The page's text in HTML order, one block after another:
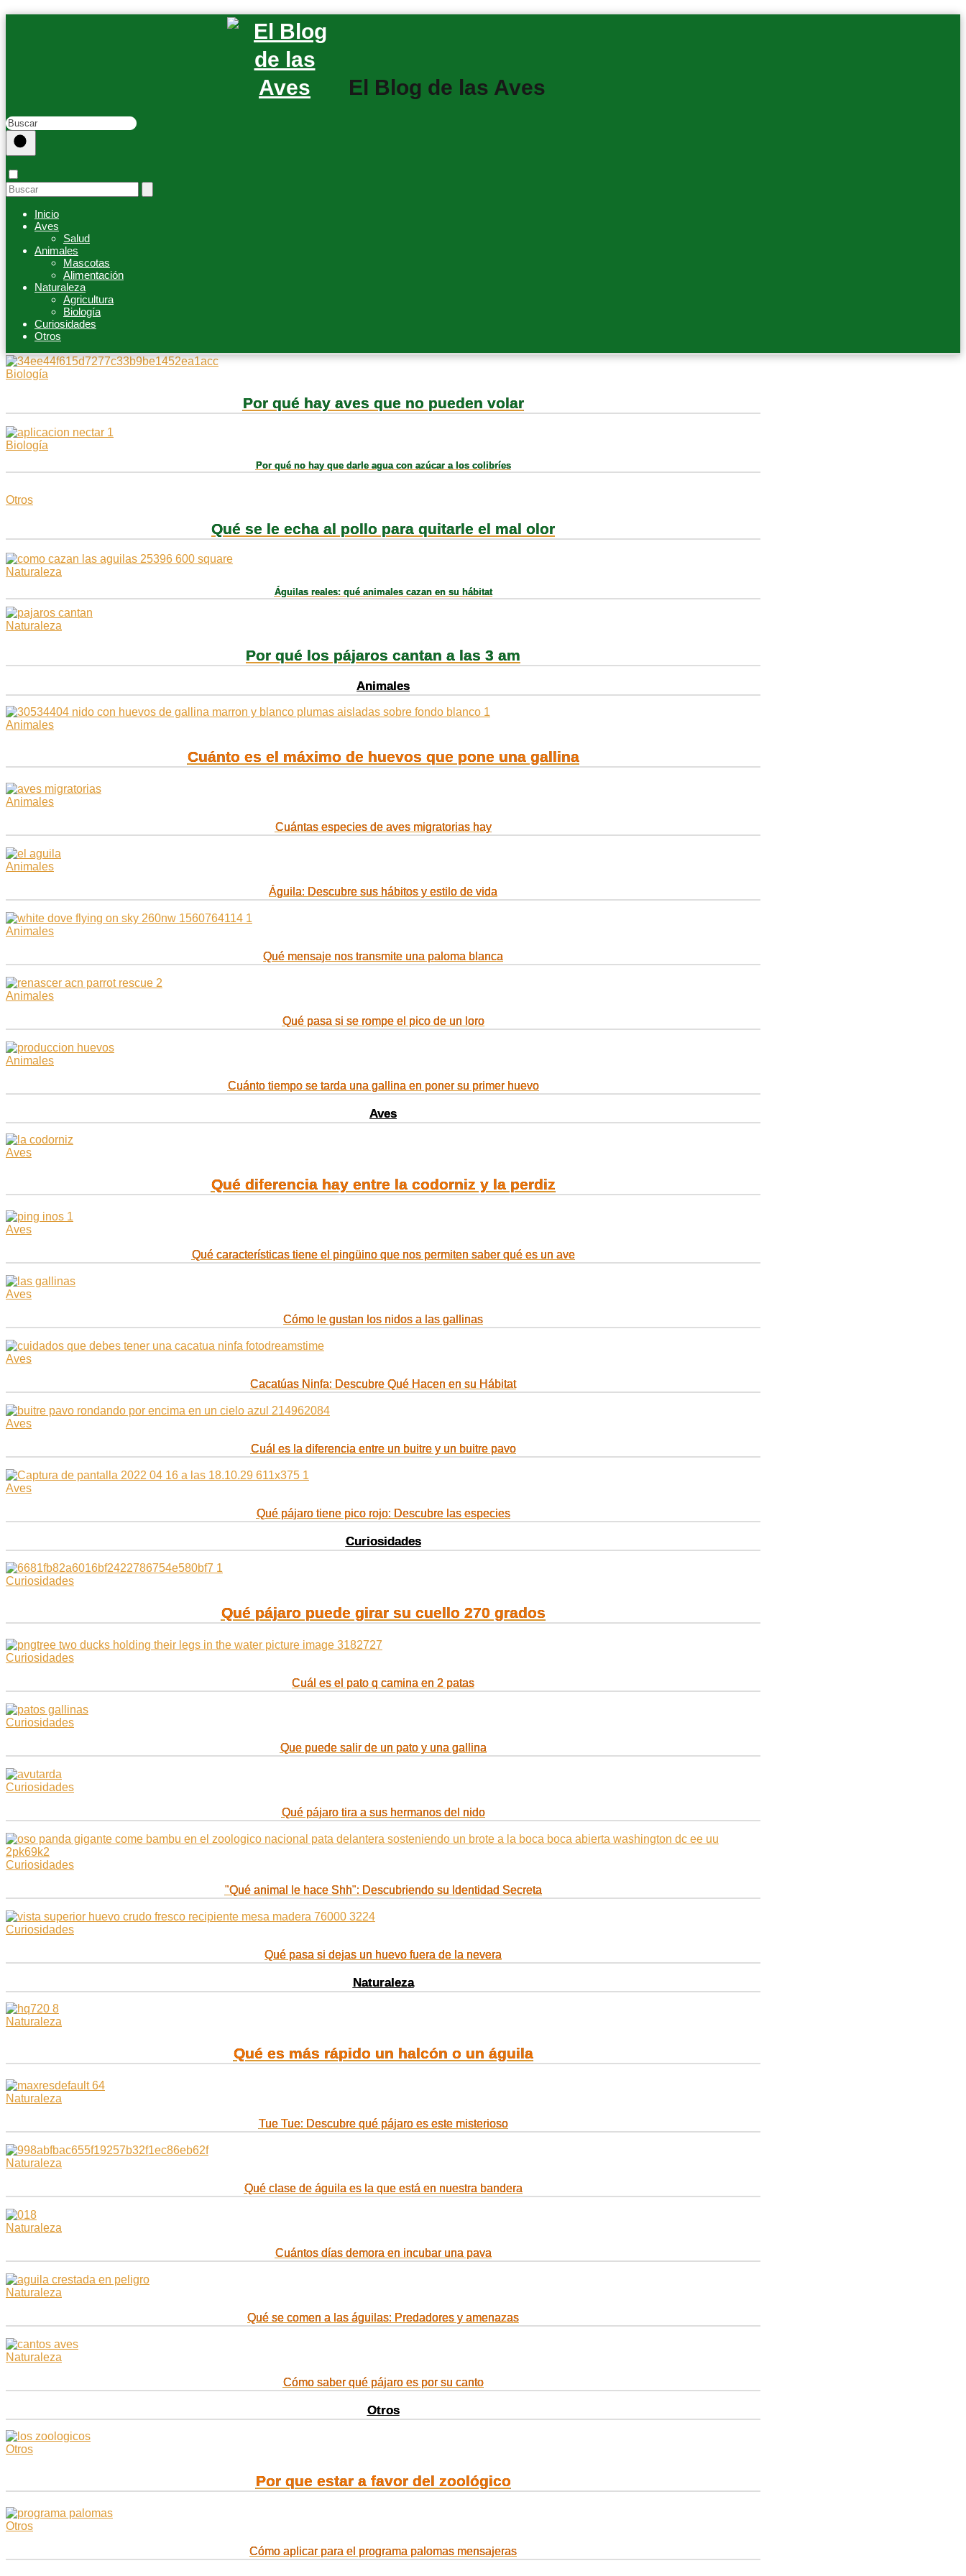
El Blog de las Aves
Inicio
Aves
Salud
Animales
Mascotas
Alimentación
Naturaleza
Agricultura
Biología
Curiosidades
Otros
Biología
Por qué hay aves que no pueden volar
Biología
Por qué no hay que darle agua con azúcar a los colibríes
Otros
Qué se le echa al pollo para quitarle el mal olor
Naturaleza
Águilas reales: qué animales cazan en su hábitat
Naturaleza
Por qué los pájaros cantan a las 3 am
Animales
Animales
Cuánto es el máximo de huevos que pone una gallina
Animales
Cuántas especies de aves migratorias hay
Animales
Águila: Descubre sus hábitos y estilo de vida
Animales
Qué mensaje nos transmite una paloma blanca
Animales
Qué pasa si se rompe el pico de un loro
Animales
Cuánto tiempo se tarda una gallina en poner su primer huevo
Aves
Aves
Qué diferencia hay entre la codorniz y la perdiz
Aves
Qué características tiene el pingüino que nos permiten saber qué es un ave
Aves
Cómo le gustan los nidos a las gallinas
Aves
Cacatúas Ninfa: Descubre Qué Hacen en su Hábitat
Aves
Cuál es la diferencia entre un buitre y un buitre pavo
Aves
Qué pájaro tiene pico rojo: Descubre las especies
Curiosidades
Curiosidades
Qué pájaro puede girar su cuello 270 grados
Curiosidades
Cuál es el pato q camina en 2 patas
Curiosidades
Que puede salir de un pato y una gallina
Curiosidades
Qué pájaro tira a sus hermanos del nido
Curiosidades
"Qué animal le hace Shh": Descubriendo su Identidad Secreta
Curiosidades
Qué pasa si dejas un huevo fuera de la nevera
Naturaleza
Naturaleza
Qué es más rápido un halcón o un águila
Naturaleza
Tue Tue: Descubre qué pájaro es este misterioso
Naturaleza
Qué clase de águila es la que está en nuestra bandera
Naturaleza
Cuántos días demora en incubar una pava
Naturaleza
Qué se comen a las águilas: Predadores y amenazas
Naturaleza
Cómo saber qué pájaro es por su canto
Otros
Otros
Por que estar a favor del zoológico
Otros
Cómo aplicar para el programa palomas mensajeras